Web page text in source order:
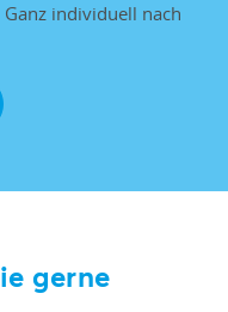
individuell nach
gerne